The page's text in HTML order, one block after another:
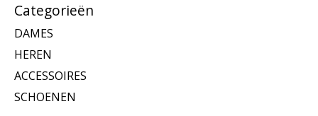
Categorieën
DAMES
HEREN
ACCESSOIRES
SCHOENEN